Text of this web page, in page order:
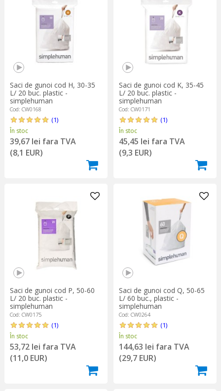
Saci de gunoi cod H, 30-35
L/ 20 buc. plastic -
simplehuman
Cod: CW0168
(1)
În stoc
39,67 lei fara TVA
(8,1 EUR)
Saci de gunoi cod K, 35-45
L/ 20 buc. plastic -
simplehuman
Cod: CW0171
(1)
În stoc
45,45 lei fara TVA
(9,3 EUR)
Saci de gunoi cod P, 50-60
L/ 20 buc. plastic -
simplehuman
Cod: CW0175
(1)
În stoc
53,72 lei fara TVA
(11,0 EUR)
Saci de gunoi cod Q, 50-65
L/ 60 buc., plastic -
simplehuman
Cod: CW0264
(1)
În stoc
144,63 lei fara TVA
(29,7 EUR)